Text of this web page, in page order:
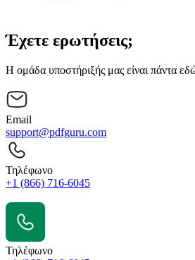
Έχετε ερωτήσεις;
Η ομάδα υποστήριξής μας είναι πάντα
Email
support@pdfguru.com
Τηλέφωνο
+1 (866) 716-6045
Τηλέφωνο